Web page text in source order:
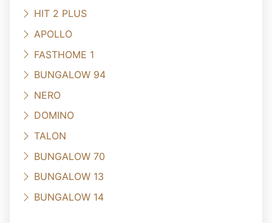
HIT 2 PLUS
APOLLO
FASTHOME 1
BUNGALOW 94
NERO
DOMINO
TALON
BUNGALOW 70
BUNGALOW 13
BUNGALOW 14